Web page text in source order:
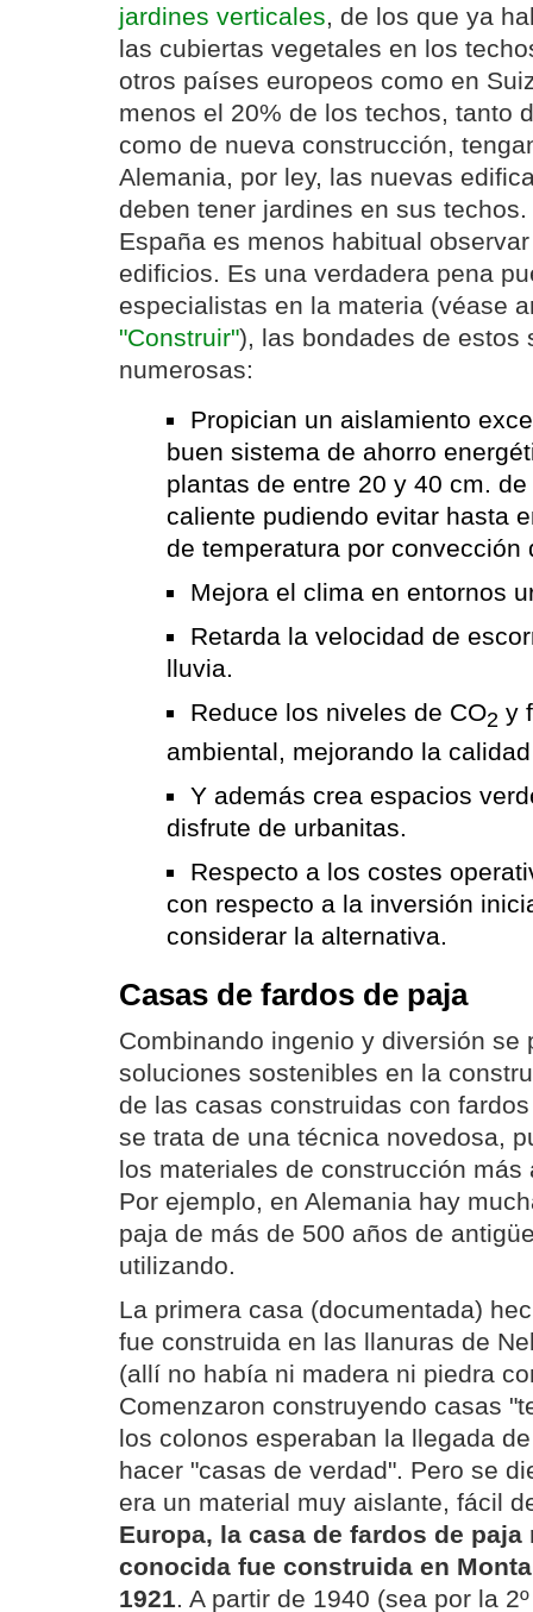
jardines verticales, de los que ya
las cubiertas vegetales en los
otros países europeos como en
menos el 20% de los techos, tanto
como de nueva construcción,
Alemania, por ley, las nuevas
deben tener jardines en sus
España es menos habitual
edificios. Es una verdadera pena
especialistas en la materia (véase
"Construir"), las bondades de estos
numerosas:
Propician un aislamiento
buen sistema de ahorro
plantas de entre 20 y 40 cm.
caliente pudiendo evitar hasta
de temperatura por convección
Mejora el clima en entornos
Retarda la velocidad de
lluvia.
Reduce los niveles de CO2 y
ambiental, mejorando la
Y además crea espacios
disfrute de urbanitas.
Respecto a los costes
con respecto a la inversión
considerar la alternativa.
Casas de fardos de paja
Combinando ingenio y diversión se
soluciones sostenibles en la
de las casas construidas con
se trata de una técnica novedosa,
los materiales de construcción
Por ejemplo, en Alemania hay
paja de más de 500 años de
utilizando.
La primera casa (documentada)
fue construida en las llanuras de
(allí no había ni madera ni piedra
Comenzaron construyendo casas
los colonos esperaban la llegada
hacer "casas de verdad". Pero se
era un material muy aislante, fácil
Europa, la casa de fardos de paja
conocida fue construida en
1921. A partir de 1940 (sea por la